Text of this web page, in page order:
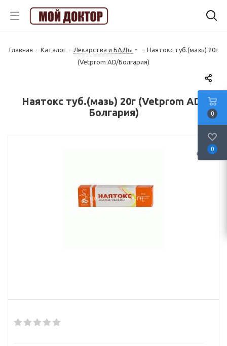
Главная - Каталог - Лекарства и БАДы - Наятокс туб.(мазь) 20г
(Vetprom AD/Болгария)
Наятокс туб.(мазь) 20г (Vetprom AD/
Болгария)
0
0